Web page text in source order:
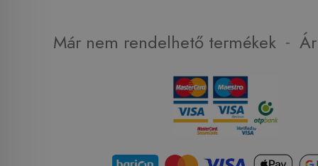
Már nem rendelhető termékek -